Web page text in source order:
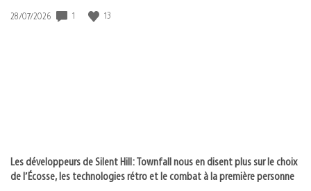
Date
28/07/2026 1 13
Les développeurs de Silent Hill: Townfall nous en disent plus sur le choix
de l’Écosse, les technologies rétro et le combat à la première personne